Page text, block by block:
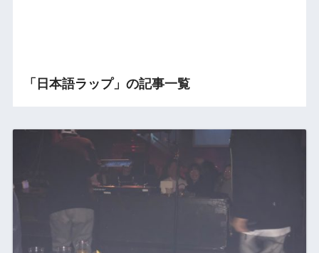
「日本語ラップ」の記事一覧